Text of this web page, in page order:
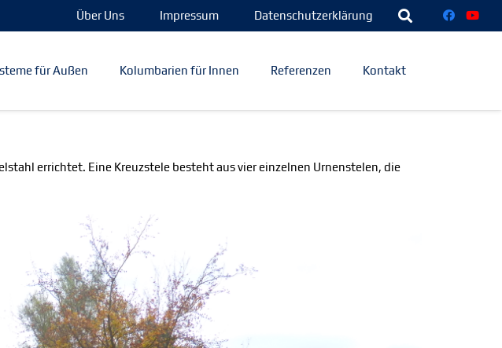
Über Uns Impressum Datenschutzerklärung
für Außen Kolumbarien für Innen Referenzen Kontakt
errichtet. Eine Kreuzstele besteht aus vier einzelnen Urnenstelen, die